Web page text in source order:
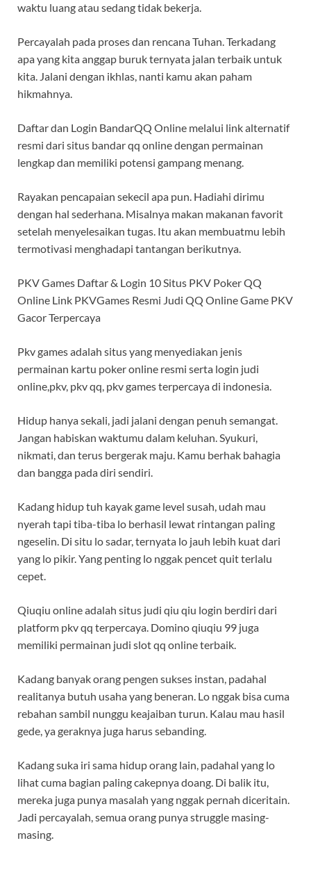
waktu luang atau sedang tidak bekerja.
Percayalah pada proses dan rencana Tuhan. Terkadang
apa yang kita anggap buruk ternyata jalan terbaik untuk
kita. Jalani dengan ikhlas, nanti kamu akan paham
hikmahnya.
Daftar dan Login BandarQQ Online melalui link alternatif
resmi dari situs bandar qq online dengan permainan
lengkap dan memiliki potensi gampang menang.
Rayakan pencapaian sekecil apa pun. Hadiahi dirimu
dengan hal sederhana. Misalnya makan makanan favorit
setelah menyelesaikan tugas. Itu akan membuatmu lebih
termotivasi menghadapi tantangan berikutnya.
PKV Games Daftar & Login 10 Situs PKV Poker QQ
Online Link PKVGames Resmi Judi QQ Online Game PKV
Gacor Terpercaya
Pkv games adalah situs yang menyediakan jenis
permainan kartu poker online resmi serta login judi
online,pkv, pkv qq, pkv games terpercaya di indonesia.
Hidup hanya sekali, jadi jalani dengan penuh semangat.
Jangan habiskan waktumu dalam keluhan. Syukuri,
nikmati, dan terus bergerak maju. Kamu berhak bahagia
dan bangga pada diri sendiri.
Kadang hidup tuh kayak game level susah, udah mau
nyerah tapi tiba-tiba lo berhasil lewat rintangan paling
ngeselin. Di situ lo sadar, ternyata lo jauh lebih kuat dari
yang lo pikir. Yang penting lo nggak pencet quit terlalu
cepet.
Qiuqiu online adalah situs judi qiu qiu login berdiri dari
platform pkv qq terpercaya. Domino qiuqiu 99 juga
memiliki permainan judi slot qq online terbaik.
Kadang banyak orang pengen sukses instan, padahal
realitanya butuh usaha yang beneran. Lo nggak bisa cuma
rebahan sambil nunggu keajaiban turun. Kalau mau hasil
gede, ya geraknya juga harus sebanding.
Kadang suka iri sama hidup orang lain, padahal yang lo
lihat cuma bagian paling cakepnya doang. Di balik itu,
mereka juga punya masalah yang nggak pernah diceritain.
Jadi percayalah, semua orang punya struggle masing-
masing.